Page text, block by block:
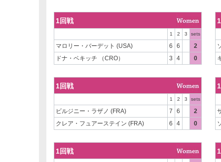
1回戦
1 2 3 sets
マロリー・バーデット (USA) 6 6
2
ドナ・ベキッチ （CRO）
3 4 0
1回戦
1 2 3 sets
ビルジニー・ラザノ (FRA) 7 6
2
クレア・フュアーステイン (FRA)
6 4 0
1回戦